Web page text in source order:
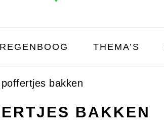
REGENBOOG THEMA’S
bakken
BAKKEN